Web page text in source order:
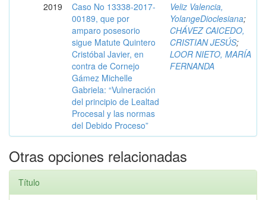
2019
Caso No 13338-2017-
00189, que por
amparo posesorio
sigue Matute Quintero
Cristóbal Javier, en
contra de Cornejo
Gámez Michelle
Gabriela: “Vulneración
del principio de Lealtad
Procesal y las normas
del Debido Proceso”
Veliz Valencia,
YolangeDioclesiana;
CHÁVEZ CAICEDO,
CRISTIAN JESÚS;
LOOR NIETO, MARÍA
FERNANDA
Otras opciones relacionadas
Título